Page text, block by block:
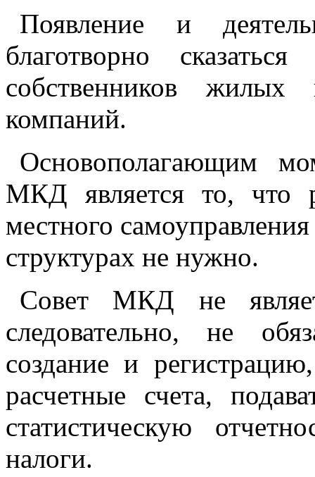
Появление и
благотворно
собственников
компаний.
Основополагающим
МКД является то, что
местного
структурах не нужно.
Совет МКД не
следовательно, не
создание и
расчетные счета,
статистическую
налоги.